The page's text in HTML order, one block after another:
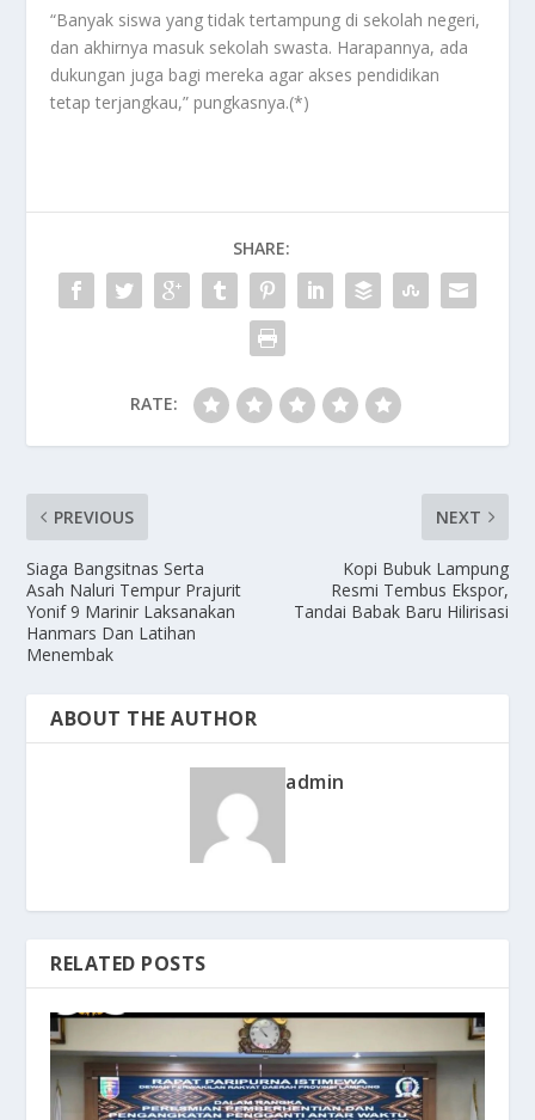
“Banyak siswa yang tidak tertampung di sekolah negeri,
dan akhirnya masuk sekolah swasta. Harapannya, ada
dukungan juga bagi mereka agar akses pendidikan
tetap terjangkau,” pungkasnya.(*)
SHARE:
RATE:
PREVIOUS
Siaga Bangsitnas Serta
Asah Naluri Tempur Prajurit
Yonif 9 Marinir Laksanakan
Hanmars Dan Latihan
Menembak
NEXT
Kopi Bubuk Lampung
Resmi Tembus Ekspor,
Tandai Babak Baru Hilirisasi
ABOUT THE AUTHOR
admin
RELATED POSTS